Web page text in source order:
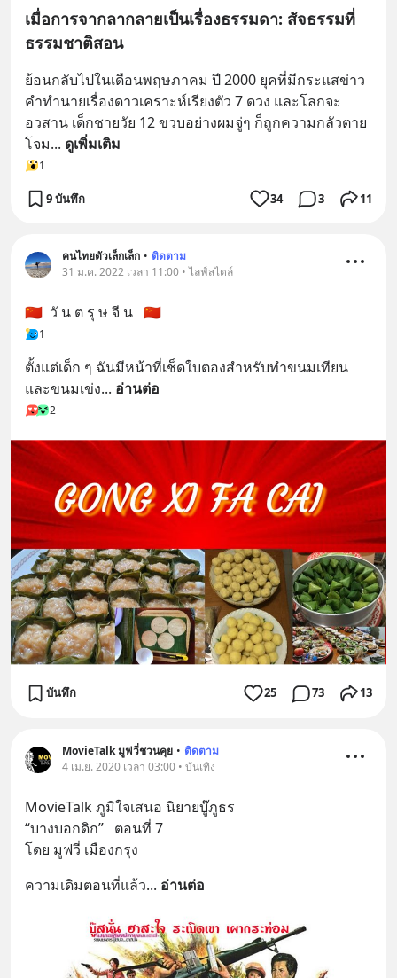
เมื่อการจากลากลายเป็นเรื่องธรรมดา: สัจธรรมที่
ธรรมชาติสอน
ย้อนกลับไปในเดือนพฤษภาคม ปี 2000 ยุคที่มีกระแสข่าว
คำทำนายเรื่องดาวเคราะห์เรียงตัว 7 ดวง และโลกจะ
อวสาน เด็กชายวัย 12 ขวบอย่างผมจู่ๆ ก็ถูกความกลัวตาย
โจม... ดูเพิ่มเติม
1
9 บันทึก 34 3 11
คนไทยตัวเล็กเล็ก • ติดตาม
31 ม.ค. 2022 เวลา 11:00 • ไลฟ์สไตล์
🇨🇳  วั น ต รุ ษ จี น   🇨🇳
1
ตั้งแต่เด็ก ๆ ฉันมีหน้าที่เช็ดใบตองสำหรับทำขนมเทียน
และขนมเข่ง... อ่านต่อ
2
บันทึก 25 73 13
MovieTalk มูฟวี่ชวนคุย • ติดตาม
4 เม.ย. 2020 เวลา 03:00 • บันเทิง
MovieTalk ภูมิใจเสนอ นิยายบู๊ภูธร
“บางบอกดิก”   ตอนที่ 7
โดย มูฟวี่ เมืองกรุง
ความเดิมตอนที่แล้ว... อ่านต่อ